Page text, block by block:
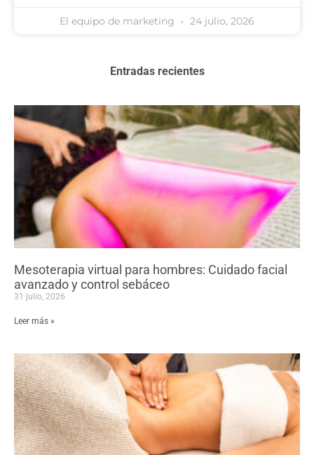
El equipo de marketing 24 julio, 2026
Entradas recientes
Mesoterapia virtual para hombres: Cuidado facial
avanzado y control sebáceo
31 julio, 2026
Leer más »